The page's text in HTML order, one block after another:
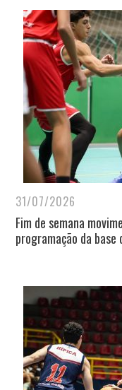
31/07/2026
Fim de semana
programação da